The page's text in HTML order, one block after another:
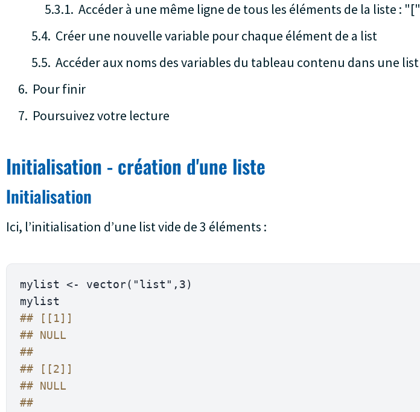
Accéder à une même ligne de tous les éléments de la liste : "["
Créer une nouvelle variable pour chaque élément de a list
Accéder aux noms des variables du tableau contenu dans une list
Pour finir
Poursuivez votre lecture
Initialisation - création d'une liste
Initialisation
Ici, l’initialisation d’une list vide de 3 éléments :
mylist <- vector( "list" , 3)
## [[1]]
## NULL
##
## [[2]]
## NULL
##